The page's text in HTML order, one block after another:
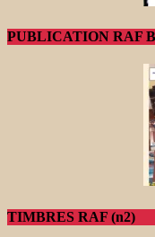
PUBLICATION RAF
TIMBRES RAF (n2)